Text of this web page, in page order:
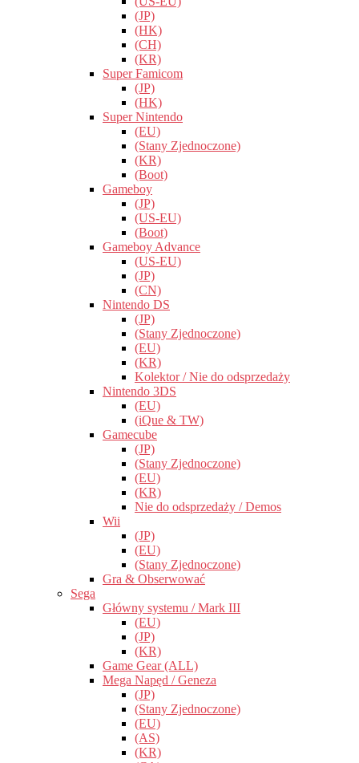
(JP)
(HK)
(CH)
(KR)
Super Famicom
(JP)
(HK)
Super Nintendo
(EU)
(Stany Zjednoczone)
(KR)
(Boot)
Gameboy
(JP)
(US-EU)
(Boot)
Gameboy Advance
(US-EU)
(JP)
(CN)
Nintendo DS
(JP)
(Stany Zjednoczone)
(EU)
(KR)
Kolektor / Nie do odsprzedaży
Nintendo 3DS
(EU)
(iQue & TW)
Gamecube
(JP)
(Stany Zjednoczone)
(EU)
(KR)
Nie do odsprzedaży / Demos
Wii
(JP)
(EU)
(Stany Zjednoczone)
Gra & Obserwować
Sega
Główny systemu / Mark III
(EU)
(JP)
(KR)
Game Gear (ALL)
Mega Napęd / Geneza
(JP)
(Stany Zjednoczone)
(EU)
(AS)
(KR)